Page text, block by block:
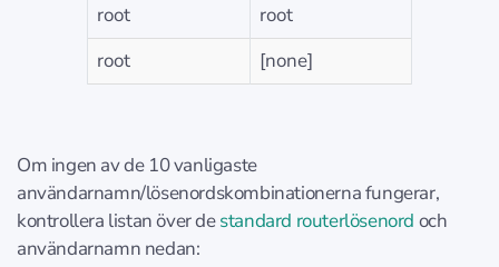
root
root
root
[none]
Om ingen av de 10 vanligaste
användarnamn/lösenordskombinationerna fungerar,
kontrollera listan över destandard routerlösenord och
användarnamn nedan: